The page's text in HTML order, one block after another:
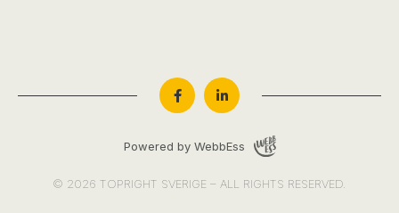
© 2026 TOPRIGHT SVERIGE – ALL RIGHTS RESERVED.
Powered by WebbEss